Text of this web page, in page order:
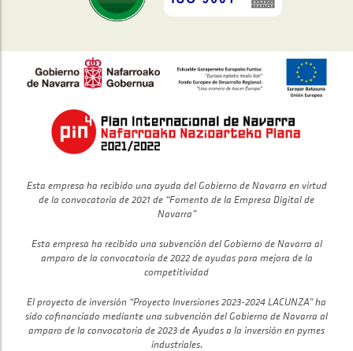
Esta empresa ha recibido una ayuda del Gobierno de Navarra en virtud
de la convocatoria de 2021 de “Fomento de la Empresa Digital de
Navarra”
Esta empresa ha recibido una subvención del Gobierno de Navarra al
amparo de la convocatoria de 2022 de ayudas para mejora de la
competitividad
El proyecto de inversión “Proyecto Inversiones 2023-2024 LACUNZA” ha
sido cofinanciado mediante una subvención del Gobierno de Navarra al
amparo de la convocatoria de 2023 de Ayudas a la inversión en pymes
industriales.